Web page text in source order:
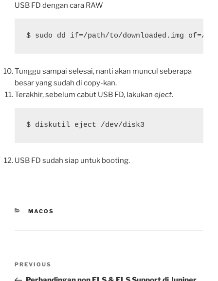
USB FD dengan cara RAW
$ sudo dd if=/path/to/downloaded.img of=/
Tunggu sampai selesai, nanti akan muncul seberapa
besar yang sudah di copy-kan.
Terakhir, sebelum cabut USB FD, lakukan eject.
$ diskutil eject /dev/disk3
USB FD sudah siap untuk booting.
CATEGORIES
MACOS
Previous
Post
PREVIOUS